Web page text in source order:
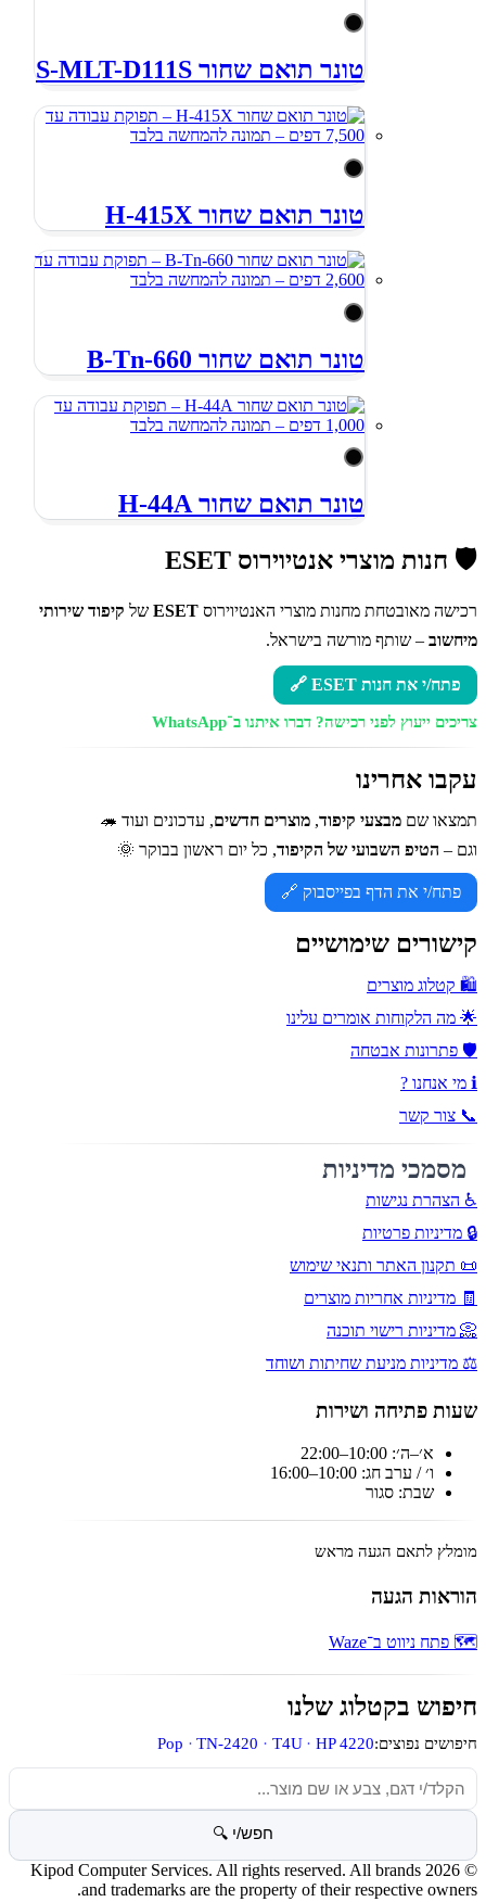
טונר תואם שחור S-MLT-D111S
טונר תואם שחור H-415X
טונר תואם שחור B-Tn-660
טונר תואם שחור H-44A
🛡️ חנות מוצרי אנטיוירוס ESET
רכישה מאובטחת מחנות מוצרי האנטיוירוס ESET של קיפוד שירותי
מיחשוב – שותף מורשה בישראל.
פתח/י את חנות ESET 🔗
צריכים ייעוץ לפני רכישה? דברו איתנו ב־WhatsApp
עקבו אחרינו
תמצאו שם מבצעי קיפוד, מוצרים חדשים, עדכונים ועוד 🦔
וגם – הטיפ השבועי של הקיפוד, כל יום ראשון בבוקר 🌞
פתח/י את הדף בפייסבוק 🔗
קישורים שימושיים
🛍️ קטלוג מוצרים
🌟 מה הלקוחות אומרים עלינו
🛡️ פתרונות אבטחה
ℹ️ מי אנחנו ?
📞 צור קשר
מסמכי מדיניות
♿ הצהרת נגישות
🔒 מדיניות פרטיות
📜 תקנון האתר ותנאי שימוש
🧾 מדיניות אחריות מוצרים
📀 מדיניות רישוי תוכנה
⚖️ מדיניות מניעת שחיתות ושוחד
שעות פתיחה ושירות
א׳–ה׳: 10:00–22:00
ו׳ / ערב חג: 10:00–16:00
שבת: סגור
מומלץ לתאם הגעה מראש
הוראות הגעה
🗺️ פתח ניווט ב־Waze
חיפוש בקטלוג שלנו
חיפושים נפוצים:HP 4220
T4U
TN-2420
Pop
חיפוש מוצרים
חפש/י 🔍
© 2026 Kipod Computer Services. All rights reserved. All brands
and trademarks are the property of their respective owners.